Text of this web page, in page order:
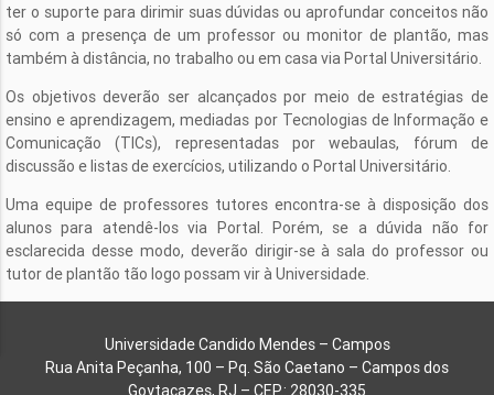
ter o suporte para dirimir suas dúvidas ou aprofundar conceitos não
só com a presença de um professor ou monitor de plantão, mas
também à distância, no trabalho ou em casa via Portal Universitário.
Os objetivos deverão ser alcançados por meio de estratégias de
ensino e aprendizagem, mediadas por Tecnologias de Informação e
Comunicação (TICs), representadas por webaulas, fórum de
discussão e listas de exercícios, utilizando o Portal Universitário.
Uma equipe de professores tutores encontra-se à disposição dos
alunos para atendê-los via Portal. Porém, se a dúvida não for
esclarecida desse modo, deverão dirigir-se à sala do professor ou
tutor de plantão tão logo possam vir à Universidade.
Universidade Candido Mendes – Campos
Rua Anita Peçanha, 100 – Pq. São Caetano – Campos dos
Goytacazes, RJ – CEP.: 28030-335